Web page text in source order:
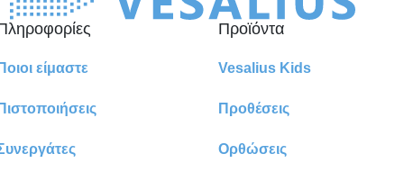
είμαστε
Προϊόντα
Vesalius Kids
Προθέσεις
Ορθώσεις